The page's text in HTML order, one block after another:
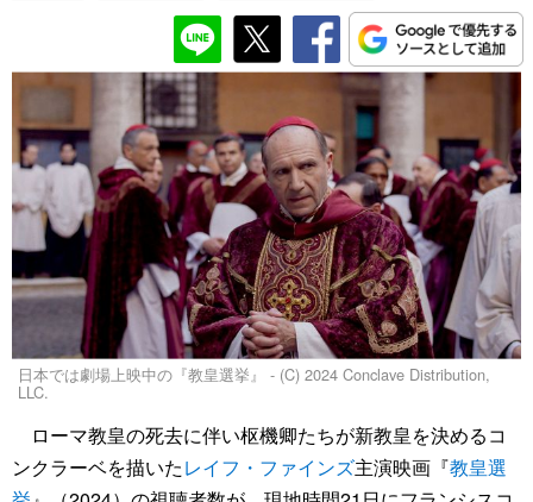
日本では劇場上映中の『教皇選挙』 - (C) 2024 Conclave Distribution,
LLC.
ローマ教皇の死去に伴い枢機卿たちが新教皇を決めるコ
ンクラーベを描いたレイフ・ファインズ主演映画『教皇選